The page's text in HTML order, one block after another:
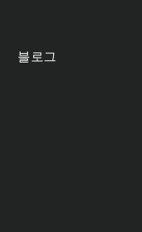
블로그